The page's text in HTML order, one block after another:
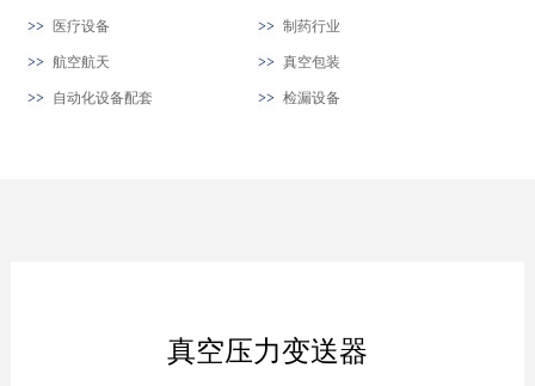
医疗设备 制药行业
航空航天 真空包装
自动化设备配套 检漏设备
真空压力变送器